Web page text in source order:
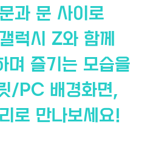
과 문 사이로
럭시 Z와 함께
며 즐기는 모습을
/PC 배경화면,
로 만나보세요!